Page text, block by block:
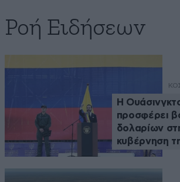
Ροή Ειδήσεων
Η
προσφέρει
δολαρίων
κυβέρνηση